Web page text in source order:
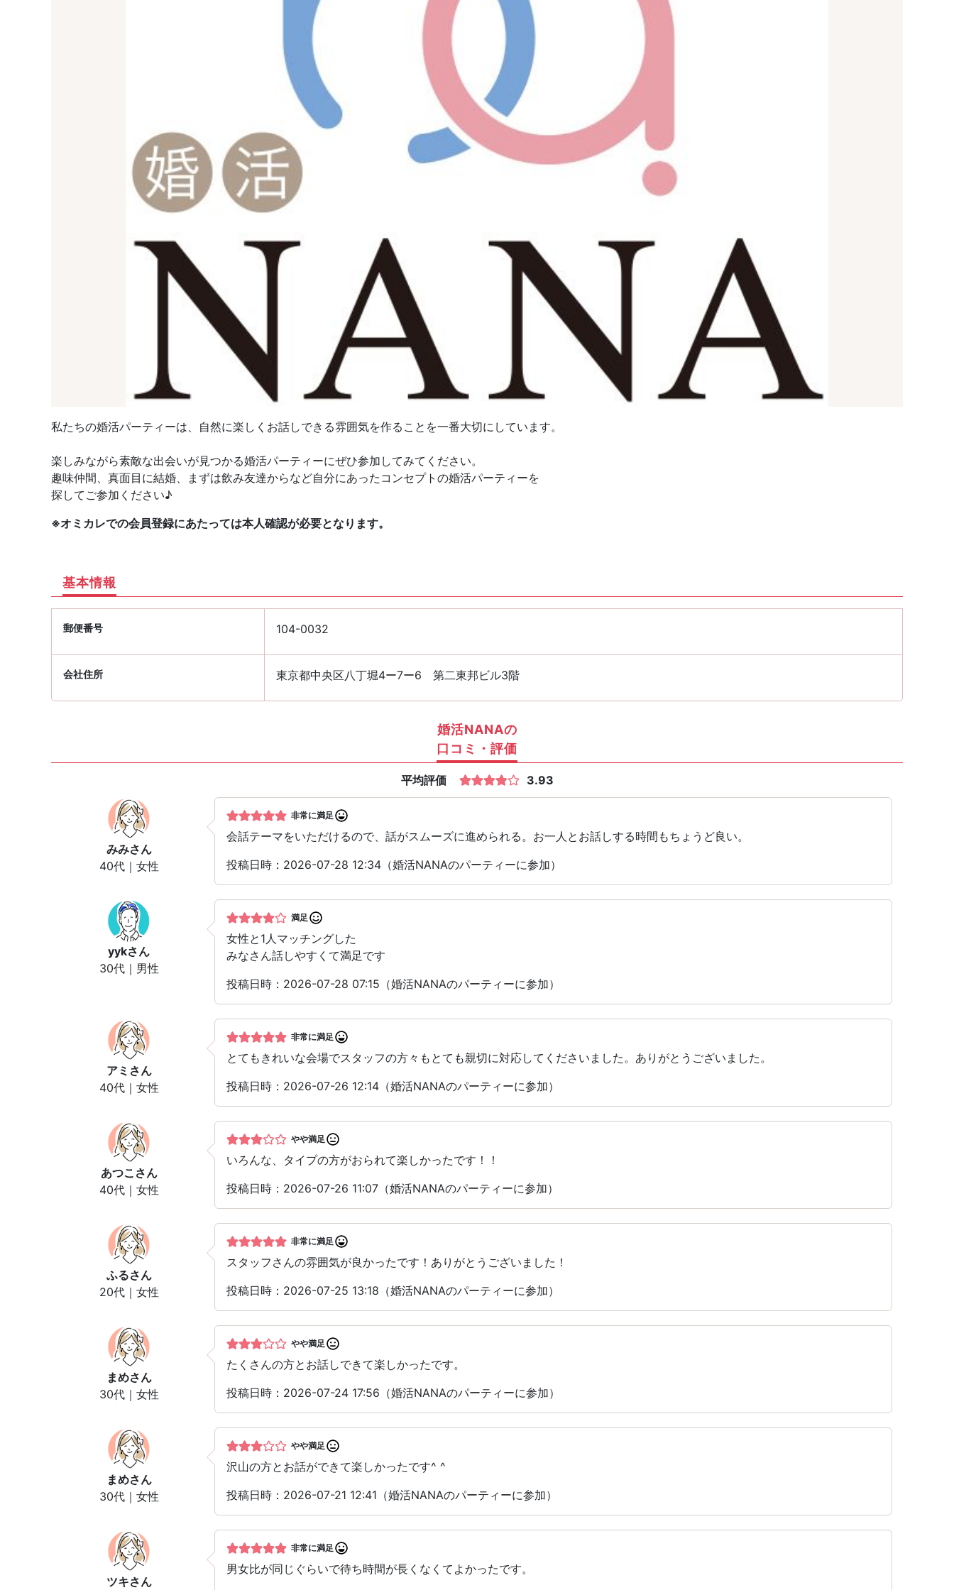
私たちの婚活パーティーは、自然に楽しくお話しできる雰囲気を作ることを一番大切にしています。
楽しみながら素敵な出会いが見つかる婚活パーティーにぜひ参加してみてください。
趣味仲間、真面目に結婚、まずは飲み友達からなど自分にあったコンセプトの婚活パーティーを
探してご参加ください♪
※オミカレでの会員登録にあたっては本人確認が必要となります。
基本情報
郵便番号 104-0032
会社住所 東京都中央区八丁堀4ー7ー6 第二東邦ビル3階
婚活NANAの
口コミ・評価
平均評価 3.93
みみさん
40代｜女性
非常に満足
会話テーマをいただけるので、話がスムーズに進められる。お一人とお話しする時間もちょうど良い。
投稿日時：2026-07-28 12:34（婚活NANAのパーティーに参加）
yykさん
30代｜男性
満足
女性と1人マッチングした
みなさん話しやすくて満足です
投稿日時：2026-07-28 07:15（婚活NANAのパーティーに参加）
アミ さん
40代｜女性
非常に満足
とてもきれいな会場でスタッフの方々もとても親切に対応してくださいました。ありがとうございました。
投稿日時：2026-07-26 12:14（婚活NANAのパーティーに参加）
あつこ さん
40代｜女性
やや満足
いろんな、タイプの方がおられて楽しかったです！！
投稿日時：2026-07-26 11:07（婚活NANAのパーティーに参加）
ふるさん
20代｜女性
非常に満足
スタッフさんの雰囲気が良かったです！ありがとうございました！
投稿日時：2026-07-25 13:18（婚活NANAのパーティーに参加）
まめさん
30代｜女性
やや満足
たくさんの方とお話しできて楽しかったです。
投稿日時：2026-07-24 17:56（婚活NANAのパーティーに参加）
まめさん
30代｜女性
やや満足
沢山の方とお話ができて楽しかったです^ ^
投稿日時：2026-07-21 12:41（婚活NANAのパーティーに参加）
ツキさん
非常に満足
男女比が同じぐらいで待ち時間が長くなくてよかったです。